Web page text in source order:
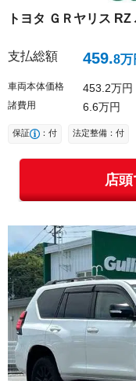
トヨタ ＧＲヤリス RZ
支払総額 459.8万
車両本体価格 453 2万円
諸費用 6 6万円
保証 ：付 法定整備：付
店